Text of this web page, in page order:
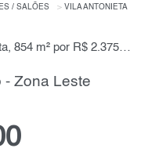
/ SALÕES VILA ANTONIETA
Galpão / Salão à Venda, Vila Antonieta, 854 m² por R$ 2.375.000,00
- Zona Leste